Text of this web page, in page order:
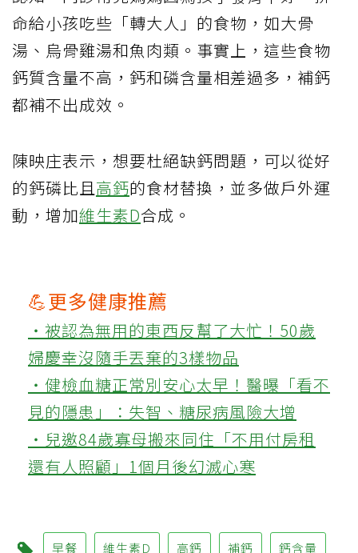
命給小孩吃些「轉大人」的食物，如大骨
湯、烏骨雞湯和魚肉類。事實上，這些食物
鈣質含量不高，鈣和磷含量相差過多，補鈣
都補不出成效。
陳映庄表示，想要杜絕缺鈣問題，可以從好
的鈣磷比且高鈣的食材替換，並多做戶外運
動，增加維生素D合成。
💪更多健康推薦
‧被認為無用的東西反幫了大忙！50歲
婦慶幸沒隨手丟棄的3樣物品
‧健檢血糖正常別安心太早！醫曝「看不
見的隱患」：失智、糖尿病風險大增
‧兒邀84歲寡母搬來同住「不用付房租
還有人照顧」1個月後幻滅心寒
早餐 維生素D 高鈣 補鈣 鈣含量